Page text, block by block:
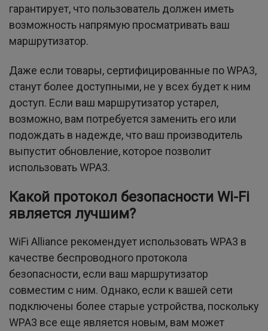
гарантирует, что пользователь должен иметь
возможность напрямую просматривать ваш
маршрутизатор.
Даже если товары, сертифицированные по WPA3,
станут более доступными, не у всех будет к ним
доступ. Если ваш маршрутизатор устарел,
возможно, вам потребуется заменить его или
подождать в надежде, что ваш производитель
выпустит обновление, которое позволит
использовать WPA3.
Какой протокол безопасности Wi-Fi
является лучшим?
WiFi Alliance рекомендует использовать WPA3 в
качестве беспроводного протокола
безопасности, если ваш маршрутизатор
совместим с ним. Однако, если к вашей сети
подключены более старые устройства, поскольку
WPA3 все еще является новым, вам может